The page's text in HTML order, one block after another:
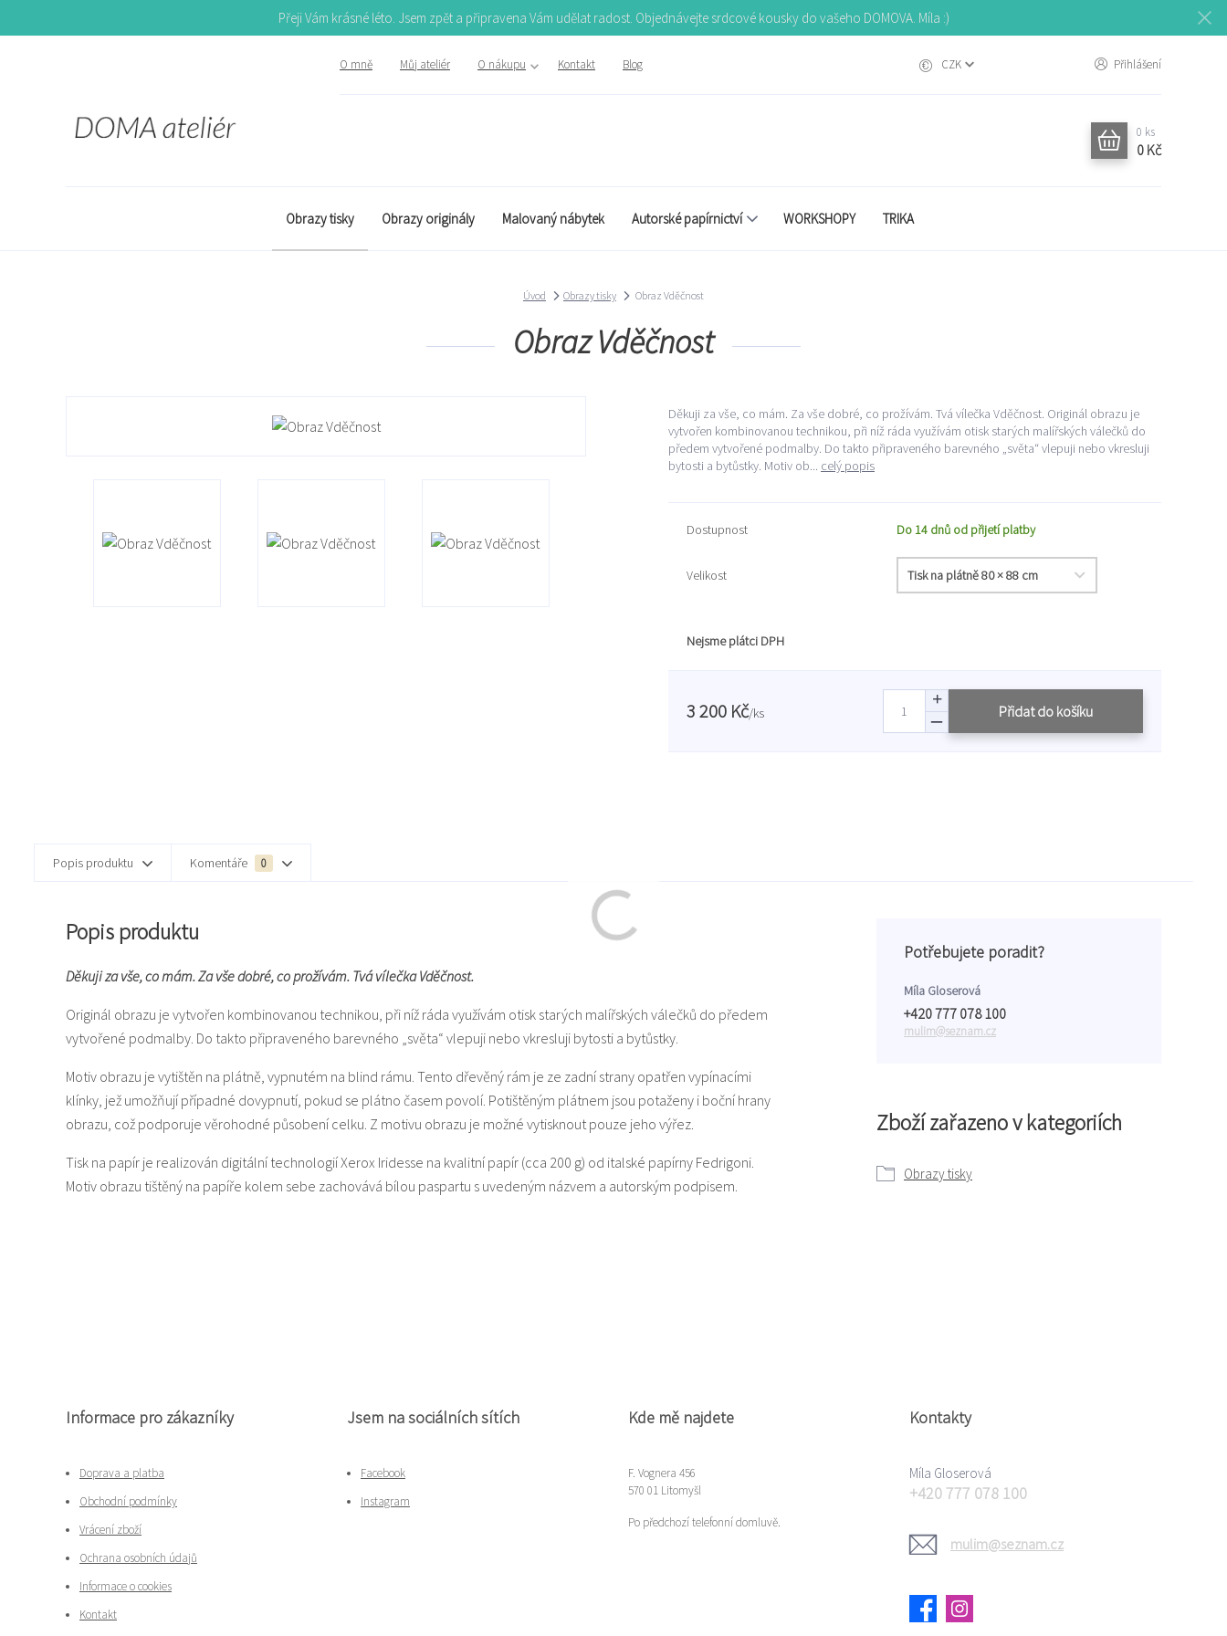
Přeji Vám krásné léto. Jsem zpět a připravena Vám udělat radost. Objednávejte srdcové kousky do vašeho DOMOVA. Míla :)
O mně Můj ateliér O nákupu Kontakt Blog CZK Přihlášení
0 ks
0 Kč
Obrazy tisky Obrazy originály Malovaný nábytek Autorské papírnictví WORKSHOPY TRIKA
Úvod Obrazy tisky Obraz Vděčnost
Obraz Vděčnost
Děkuji za vše, co mám. Za vše dobré, co prožívám. Tvá vílečka Vděčnost. Originál obrazu je
vytvořen kombinovanou technikou, při níž ráda využívám otisk starých malířských válečků do
předem vytvořené podmalby. Do takto připraveného barevného „světa“ vlepuji nebo vkresluji
bytosti a bytůstky. Motiv ob... celý popis
Dostupnost Do 14 dnů od přijetí platby
Velikost
Nejsme plátci DPH
3 200 Kč/ks Přidat do košíku
Popis produktu Komentáře 0
Popis produktu
Děkuji za vše, co mám. Za vše dobré, co prožívám. Tvá vílečka Vděčnost.
Originál obrazu je vytvořen kombinovanou technikou, při níž ráda využívám otisk starých malířských válečků do předem
vytvořené podmalby. Do takto připraveného barevného „světa“ vlepuji nebo vkresluji bytosti a bytůstky.
Motiv obrazu je vytištěn na plátně, vypnutém na blind rámu. Tento dřevěný rám je ze zadní strany opatřen vypínacími
klínky, jež umožňují případné dovypnutí, pokud se plátno časem povolí. Potištěným plátnem jsou potaženy i boční hrany
obrazu, což podporuje věrohodné působení celku. Z motivu obrazu je možné vytisknout pouze jeho výřez.
Tisk na papír je realizován digitální technologií Xerox Iridesse na kvalitní papír (cca 200 g) od italské papírny Fedrigoni.
Motiv obrazu tištěný na papíře kolem sebe zachovává bílou paspartu s uvedeným názvem a autorským podpisem.
Zboží zařazeno v kategoriích
Obrazy tisky
Potřebujete poradit?
Míla Gloserová
+420 777 078 100
mulim@seznam.cz
Informace pro zákazníky
Doprava a platba
Obchodní podmínky
Vrácení zboží
Ochrana osobních údajů
Informace o cookies
Kontakt
Jsem na sociálních sítích
Facebook
Instagram
Kde mě najdete
F. Vognera 456
570 01 Litomyšl
Po předchozí telefonní domluvě.
Kontakty
Míla Gloserová
+420 777 078 100
mulim@seznam.cz